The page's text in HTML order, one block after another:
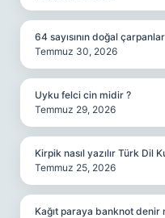
64 sayısının doğal
Temmuz 30, 2026
Uyku felci cin midir ?
Temmuz 29, 2026
Kirpik nasıl yazılır Türk Dil
Temmuz 25, 2026
Kağıt paraya banknot denir